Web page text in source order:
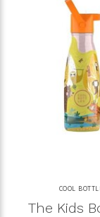
COOL
The Kids